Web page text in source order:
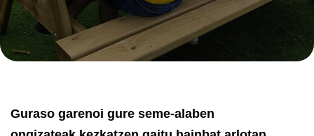
Guraso garenoi gure seme-alaben